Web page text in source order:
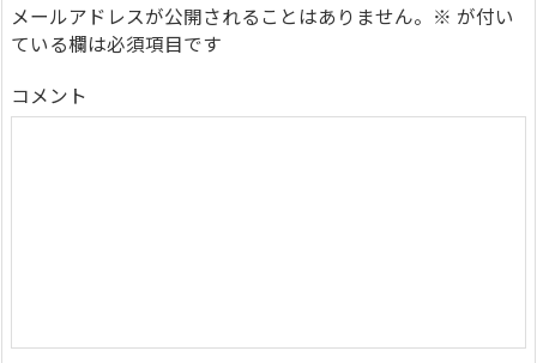
メールアドレスが公開されることはありません。 ※ が付い
ている欄は必須項目です
コメント